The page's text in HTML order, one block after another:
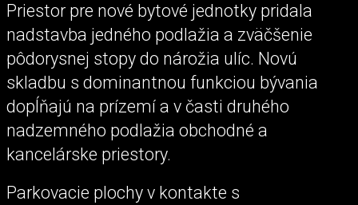
Priestor pre nové bytové jednotky pridala
nadstavba jedného podlažia a zväčšenie
pôdorysnej stopy do nárožia ulíc. Novú
skladbu s dominantnou funkciou bývania
dopĺňajú na prízemí a v časti druhého
nadzemného podlažia obchodné a
kancelárske priestory.
Parkovacie plochy v kontakte s